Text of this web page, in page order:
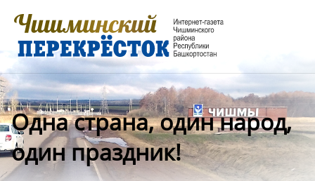
Одна страна, один народ,
один праздник!